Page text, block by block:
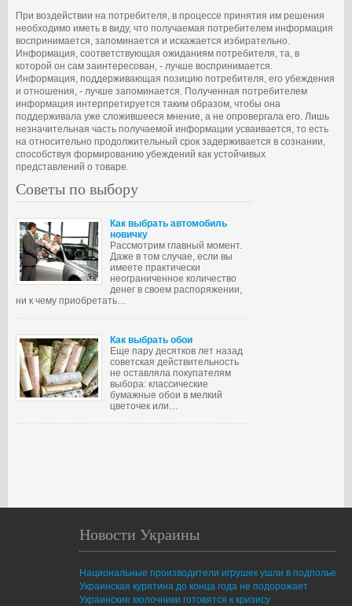
При воздействии на потребителя, в процессе принятия им решения
необходимо иметь в виду, что получаемая потребителем информация
воспринимается, запоминается и искажается избирательно.
Информация, соответствующая ожиданиям потребителя, та, в
которой он сам заинтересован, - лучше воспринимается.
Информация, поддерживающая позицию потребителя, его убеждения
и отношения, - лучше запоминается. Полученная потребителем
информация интерпретируется таким образом, чтобы она
поддерживала уже сложившееся мнение, а не опровергала его. Лишь
незначительная часть получаемой информации усваивается, то есть
на относительно продолжительный срок задерживается в сознании,
способствуя формированию убеждений как устойчивых
представлений о товаре.
Советы по выбору
Как выбрать автомобиль
новичку
Рассмотрим главный момент.
Даже в том случае, если вы
имеете практически
неограниченное количество
денег в своем распоряжении,
ни к чему приобретать…
Как выбрать обои
Еще пару десятков лет назад
советская действительность
не оставляла покупателям
выбора: классические
бумажные обои в мелкий
цветочек или…
Новости Украины
Национальные производители игрушек ушли в подполье
Украинская курятина до конца года не подорожает
Украинские молочники готовятся к кризису